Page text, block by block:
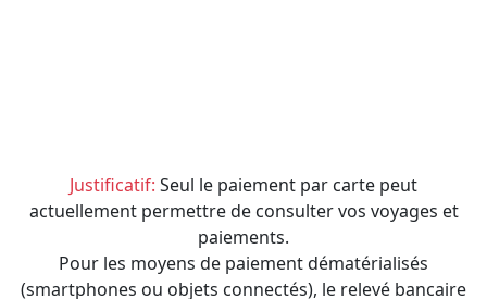
Justificatif: Seul le paiement par carte peut
actuellement permettre de consulter vos voyages et
paiements.
Pour les moyens de paiement dématérialisés
(smartphones ou objets connectés), le relevé bancaire